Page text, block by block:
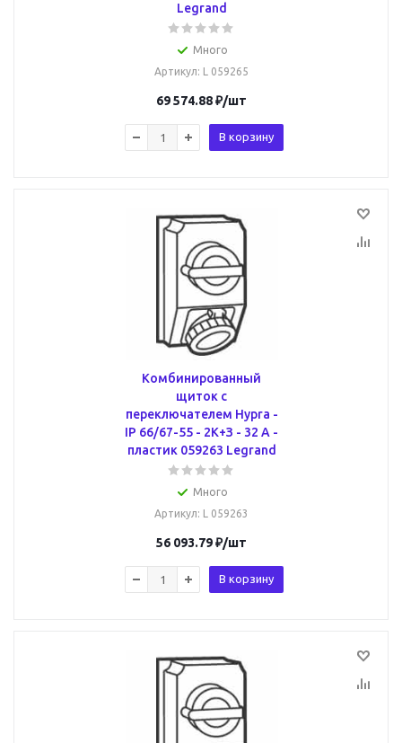
Legrand
Много
Артикул: L 059265
69 574.88₽/шт
В корзину
Комбинированный
щиток с
переключателем Hypra -
IP 66/67-55 - 2К+З - 32 А -
пластик 059263 Legrand
Много
Артикул: L 059263
56 093.79₽/шт
В корзину